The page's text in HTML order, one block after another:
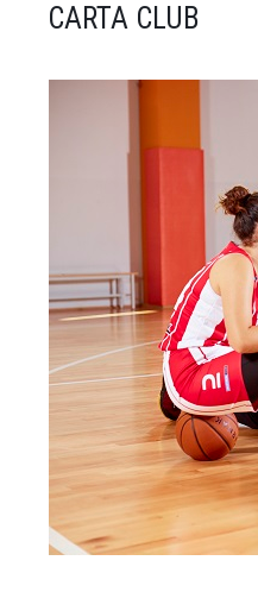
CARTA CLUB